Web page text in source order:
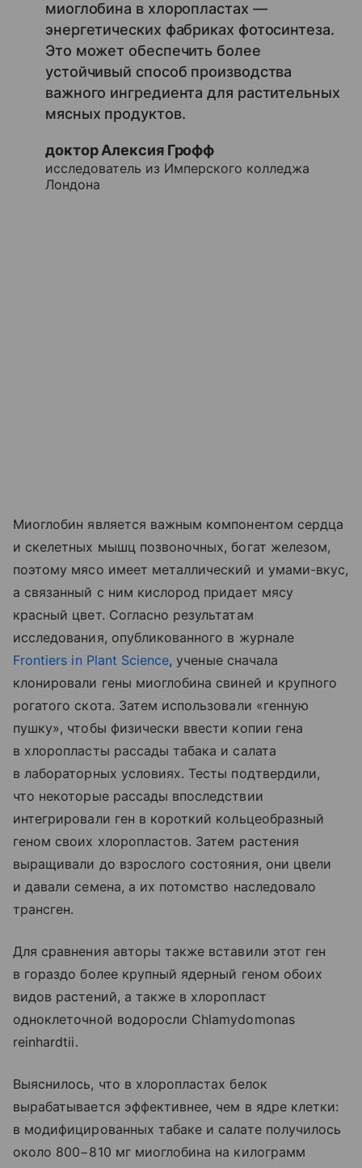
миоглобина в хлоропластах —
энергетических фабриках фотосинтеза.
Это может обеспечить более
устойчивый способ производства
важного ингредиента для растительных
мясных продуктов.
доктор Алексия Грофф
исследователь из Имперского колледжа
Лондона
Миоглобин является важным компонентом сердца
и скелетных мышц позвоночных, богат железом,
поэтому мясо имеет металлический и умами-вкус,
а связанный с ним кислород придает мясу
красный цвет. Согласно результатам
исследования, опубликованного в журнале
Frontiers in Plant Science, ученые сначала
клонировали гены миоглобина свиней и крупного
рогатого скота. Затем использовали «генную
пушку», чтобы физически ввести копии гена
в хлоропласты рассады табака и салата
в лабораторных условиях. Тесты подтвердили,
что некоторые рассады впоследствии
интегрировали ген в короткий кольцеобразный
геном своих хлоропластов. Затем растения
выращивали до взрослого состояния, они цвели
и давали семена, а их потомство наследовало
трансген.
Для сравнения авторы также вставили этот ген
в гораздо более крупный ядерный геном обоих
видов растений, а также в хлоропласт
одноклеточной водоросли Chlamydomonas
reinhardtii.
Выяснилось, что в хлоропластах белок
вырабатывается эффективнее, чем в ядре клетки:
в модифицированных табаке и салате получилось
около 800−810 мг миоглобина на килограмм